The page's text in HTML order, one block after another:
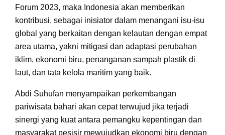
Forum 2023, maka Indonesia akan memberikan
kontribusi, sebagai inisiator dalam menangani isu-isu
global yang berkaitan dengan kelautan dengan empat
area utama, yakni mitigasi dan adaptasi perubahan
iklim, ekonomi biru, penanganan sampah plastik di
laut, dan tata kelola maritim yang baik.
Abdi Suhufan menyampaikan perkembangan
pariwisata bahari akan cepat terwujud jika terjadi
sinergi yang kuat antara pemangku kepentingan dan
masyarakat pesisir mewujudkan ekonomi biru dengan